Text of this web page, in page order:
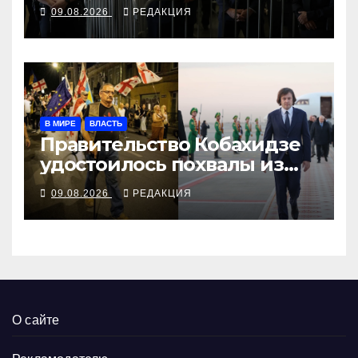
09.08.2026 РЕДАКЦИЯ
В МИРЕ ВЛАСТЬ
Правительство Кобахидзе
удостоилось похвалы из
Москвы
09.08.2026 РЕДАКЦИЯ
О сайте